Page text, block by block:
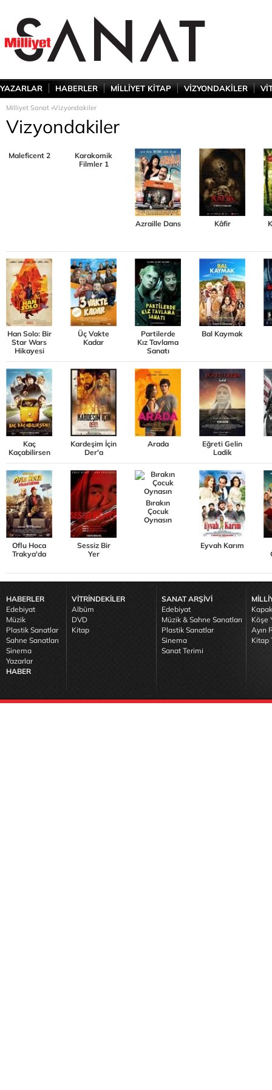
YAZARLAR HABERLER MİLLİYET KİTAP VİZYONDAKİLER
Milliyet Sanat »Vizyondakiler
Vizyondakiler
Maleficent 2
Karakomik
Filmler 1
Azraille Dans Kâfir
Han Solo: Bir
Star Wars
Hikayesi
Üç Vakte
Kadar
Partilerde
Kız Tavlama
Sanatı
Bal Kaymak
Kaç
Kaçabilirsen
Kardeşim İçin
Der'a
Arada
Eğreti Gelin
Ladik
Oflu Hoca
Trakya'da
Sessiz Bir
Yer
Bırakın
Çocuk
Oynasın
Eyvah Karım
HABERLER
Edebiyat
Müzik
Plastik Sanatlar
Sahne Sanatları
Sinema
Yazarlar
HABER
VİTRİNDEKİLER
Albüm
DVD
Kitap
SANAT ARŞİVİ
Edebiyat
Müzik & Sahne Sanatları
Plastik Sanatlar
Sinema
Sanat Terimi
Köşe
Ayın
Kitap